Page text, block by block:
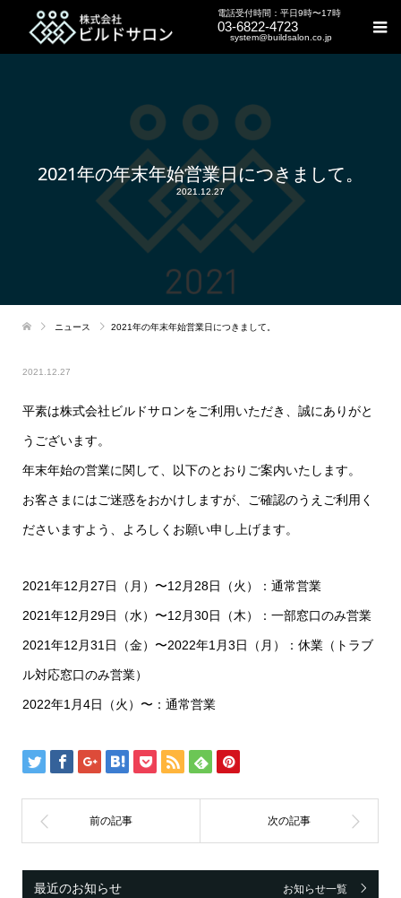
電話受付時間：平日9時〜17時
03-6822-4723
system@buildsalon.co.jp
2021年の年末年始営業日につきまして。
2021.12.27
ニュース 2021年の年末年始営業日につきまして。
2021.12.27
平素は株式会社ビルドサロンをご利用いただき、誠にありがと
うございます。
年末年始の営業に関して、以下のとおりご案内いたします。
お客さまにはご迷惑をおかけしますが、ご確認のうえご利用く
ださいますよう、よろしくお願い申し上げます。
2021年12月27日（月）〜12月28日（火）：通常営業
2021年12月29日（水）〜12月30日（木）：一部窓口のみ営業
2021年12月31日（金）〜2022年1月3日（月）：休業（トラブ
ル対応窓口のみ営業）
2022年1月4日（火）〜：通常営業
最近のお知らせ お知らせ一覧